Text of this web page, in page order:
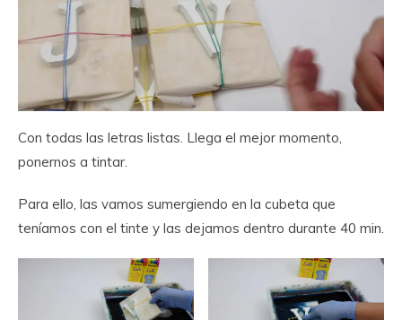
Con todas las letras listas. Llega el mejor momento,
ponernos a tintar.
Para ello, las vamos sumergiendo en la cubeta que
teníamos con el tinte y las dejamos dentro durante 40 min.